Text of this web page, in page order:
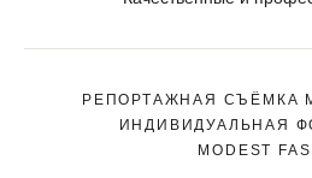
РЕПОРТАЖНАЯ СЪЁМКА
ИНДИВИДУАЛЬНАЯ
MODEST